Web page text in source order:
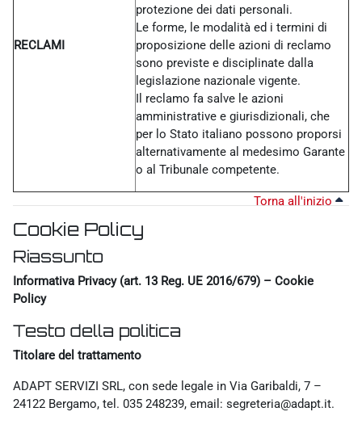
RECLAMI
protezione dei dati personali.
Le forme, le modalità ed i termini di
proposizione delle azioni di reclamo
sono previste e disciplinate dalla
legislazione nazionale vigente.
Il reclamo fa salve le azioni
amministrative e giurisdizionali, che
per lo Stato italiano possono proporsi
alternativamente al medesimo Garante
o al Tribunale competente.
Torna all'inizio
Cookie Policy
Riassunto
Informativa Privacy (art. 13 Reg. UE 2016/679) – Cookie
Policy
Testo della politica
Titolare del trattamento
ADAPT SERVIZI SRL, con sede legale in Via Garibaldi, 7 –
24122 Bergamo, tel. 035 248239, email: segreteria@adapt.it.